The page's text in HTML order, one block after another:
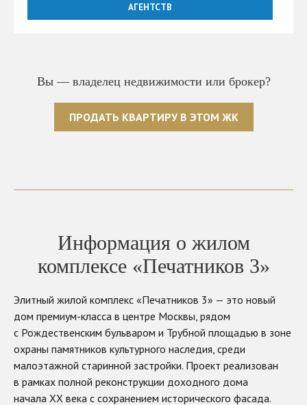
АГЕНТСТВ
Вы — владелец недвижимости или брокер?
ПРОДАТЬ КВАРТИРУ В ЭТОМ ЖК
Информация о жилом
комплексе «Печатников 3»
Элитный жилой комплекс «Печатников 3» — это новый
дом премиум-класса в центре Москвы, рядом
с Рождественским бульваром и Трубной площадью в зоне
охраны памятников культурного наследия, среди
малоэтажной старинной застройки. Проект реализован
в рамках полной реконструкции доходного дома
начала ХХ века с сохранением исторического фасада.